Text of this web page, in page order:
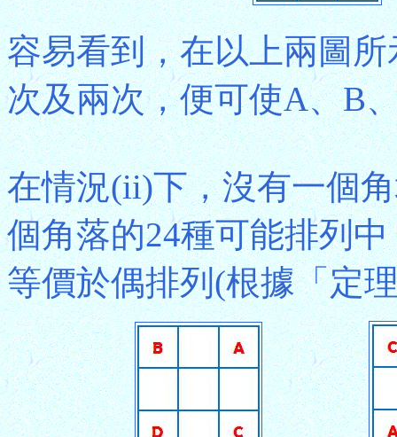
容易看到，在以上兩圖
次及兩次，便可使A、B
在情況(ii)下，沒有一個
個角落的24種可能排列
等價於偶排列(根據「定